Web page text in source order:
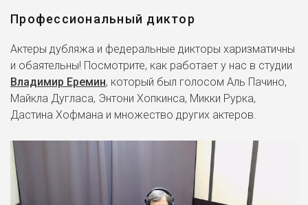
Профессиональный диктор
Актеры дубляжа и федеральные дикторы харизматичны
и обаятельны! Посмотрите, как работает у нас в студии
Владимир Еремин, который был голосом Аль Пачино,
Майкла Дугласа, Энтони Хопкинса, Микки Рурка,
Дастина Хофмана и множество других актеров.